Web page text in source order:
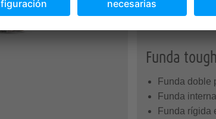
Funda
Funda doble
Funda
Funda rígida